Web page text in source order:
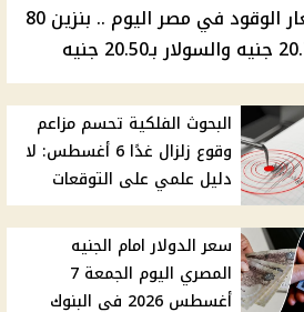
أسعار الوقود في مصر اليوم .. بنزين 80
البحوث الفلكية تحسم مزاعم
وقوع زلزال غدًا 6 أغسطس: لا
دليل علمي على التوقعات
سعر الدولار امام الجنيه
المصري اليوم الجمعة 7
أغسطس 2026 في البنوك